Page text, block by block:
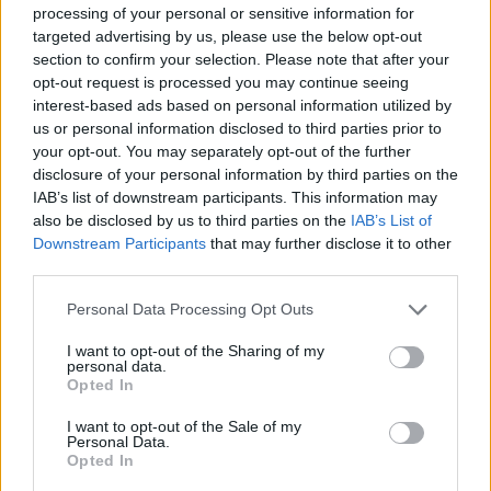
processing of your personal or sensitive information for
targeted advertising by us, please use the below opt-out
section to confirm your selection. Please note that after your
opt-out request is processed you may continue seeing
interest-based ads based on personal information utilized by
us or personal information disclosed to third parties prior to
your opt-out. You may separately opt-out of the further
disclosure of your personal information by third parties on the
IAB’s list of downstream participants. This information may
also be disclosed by us to third parties on the IAB’s List of
Downstream Participants that may further disclose it to other
Please note that this website/app uses one or more Google
not limited to your visit or usage behaviour. You may click to
grant or deny consent to Google and its third-party tags to
use your data for below specified purposes in below Google
consent section.
Personal Data Processing Opt Outs
I want to opt-out of the Sharing of my
personal data.
Opted In
I want to opt-out of the Sale of my
Personal Data.
Opted In
pilótája ezt a gyorsot is megnyerte, holott elég lett
volna kockázatvállalás nélkül teljesítetenie a
szakaszt.
Neuville sem állt vissza hiába, az utolsó gyorson
megszerzett harmadik helyével három
"vigaszpontot" szerzett a Monte - Carlo Ralin
ugyancsak az utolsó szakaszon szerzett öt pontja
mellé. Bár mindkét versenyen a belga pilóta
dominált, apró hibáinak köszönhetően mindkétszer
helyről várja a folytatást.